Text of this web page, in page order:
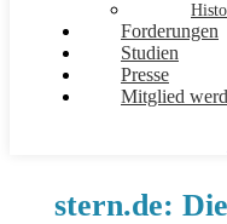
Forderungen
Studien
Presse
Mitglied
stern.de: